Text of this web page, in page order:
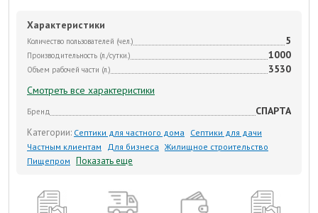
Характеристики
Количество пользователей (чел.) 5
Производительность (л./сутки.) 1000
Объем рабочей части (л.)
3530
Смотреть все характеристики
Бренд СПАРТА
Категории: Септики для частного дома
Септики для дачи
Частным клиентам
Для бизнеса Жилищное строительство
Пищепром Показать еще